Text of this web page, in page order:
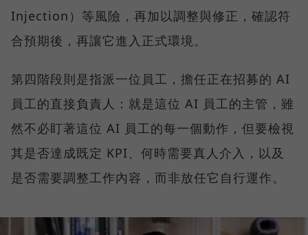
Injection）等風險，再加以調整與修正，確認符
合預期後，再讓它進入正式環境。
第四階段則是指派一位員工，擔任正在招募的 AI
員工的直接負責人：就是這位 AI 員工的主管，雖
然不必盯著這位 AI 員工的每一個動作，但要檢視
其是否達成既定 KPI、何時需要真人介入，以及
是否需要調整工作內容，而非放任它自行運作。